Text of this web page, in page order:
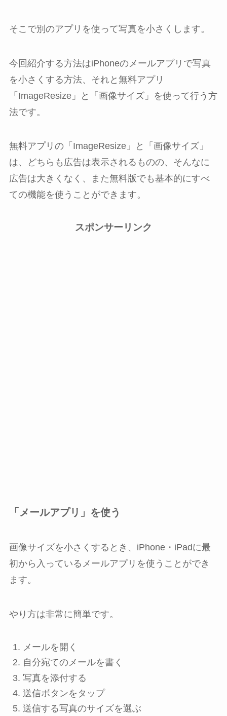
そこで別のアプリを使って写真を小さくします。
今回紹介する方法はiPhoneのメールアプリで写真
を小さくする方法、それと無料アプリ
「ImageResize」と「画像サイズ」を使って行う方
法です。
無料アプリの「ImageResize」と「画像サイズ」
は、どちらも広告は表示されるものの、そんなに
広告は大きくなく、また無料版でも基本的にすべ
ての機能を使うことができます。
スポンサーリンク
「メールアプリ」を使う
画像サイズを小さくするとき、iPhone・iPadに最
初から入っているメールアプリを使うことができ
ます。
やり方は非常に簡単です。
メールを開く
自分宛てのメールを書く
写真を添付する
送信ボタンをタップ
送信する写真のサイズを選ぶ